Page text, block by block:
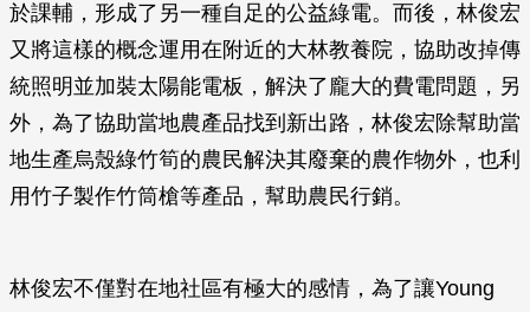
於課輔，形成了另一種自足的公益綠電。而後，林俊宏
又將這樣的概念運用在附近的大林教養院，協助改掉傳
統照明並加裝太陽能電板，解決了龐大的費電問題，另
外，為了協助當地農產品找到新出路，林俊宏除幫助當
地生產烏殼綠竹筍的農民解決其廢棄的農作物外，也利
用竹子製作竹筒槍等產品，幫助農民行銷。
林俊宏不僅對在地社區有極大的感情，為了讓Young